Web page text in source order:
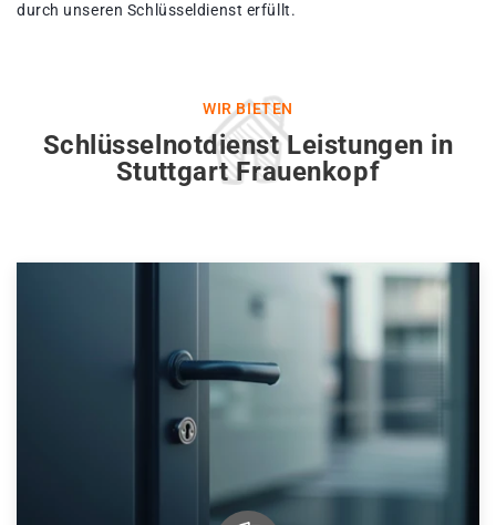
durch unseren Schlüsseldienst erfüllt.
WIR BIETEN
Schlüsselnotdienst Leistungen in
Stuttgart Frauenkopf